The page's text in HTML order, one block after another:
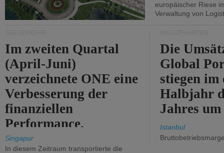
europäischer Riese
Verwaltung von
Im zweiten Quartal
(April-Juni)
verzeichnete ONE eine
Verbesserung der
finanziellen
Performance.
Singapur
In diesem Zeitraum transportierte die
Die
Global
stiegen im
Halbjahr
Jahres
Istanbul